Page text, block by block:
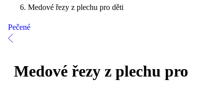
Medové řezy z plechu pro děti
Pečené
Medové řezy z plechu pro